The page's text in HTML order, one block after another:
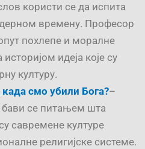
користи се да испита
времену. Професор
похлепе и моралне
идеја које су
културу.
смо убили Бога?–
се питањем шта
савремене културе
религијске системе.